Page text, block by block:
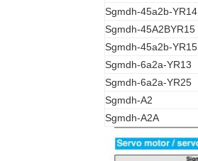
Sgmdh-45a2b-YR14
Sgmdh-45A2BYR15
Sgmdh-45a2b-YR15
Sgmdh-6a2a-YR13
Sgmdh-6a2a-YR25
Sgmdh-A2
Sgmdh-A2A